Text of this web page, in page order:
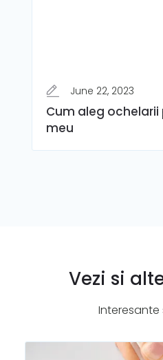
June 22, 2023
Cum aleg
meu
Vezi si
Interesante